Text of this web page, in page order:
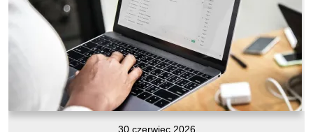
30 czerwiec 2026